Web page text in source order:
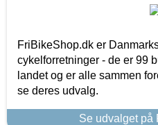
FriBikeShop.dk er
cykelforretninger - de er 99
landet og er alle sammen
se deres udvalg.
Se udvalget på